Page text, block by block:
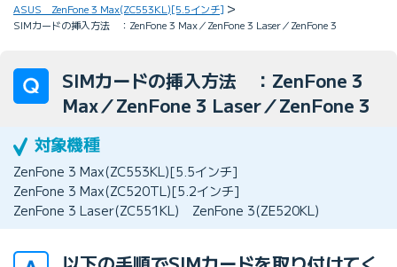
ASUS ZenFone 3 Max(ZC553KL)[5.5インチ]
SIMカードの挿入方法 ：ZenFone 3 Max／ZenFone 3 Laser／ZenFone 3
SIMカードの挿入方法 ：ZenFone 3
Max／ZenFone 3 Laser／ZenFone 3
ZenFone 3 Max(ZC553KL)[5.5インチ]
ZenFone 3 Max(ZC520TL)[5.2インチ]
ZenFone 3 Laser(ZC551KL)
ZenFone 3(ZE520KL)